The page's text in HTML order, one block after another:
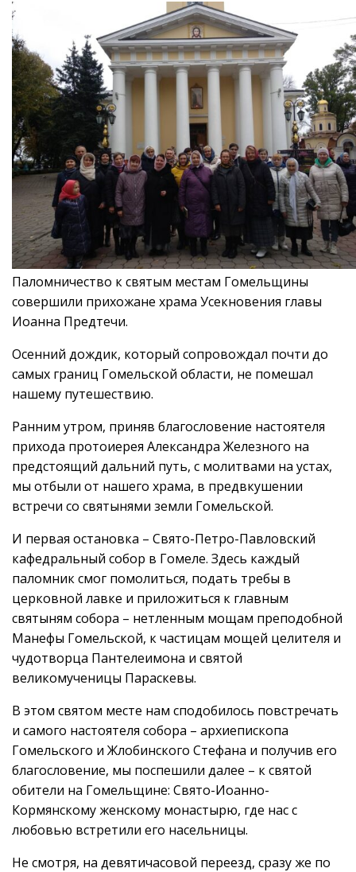
Паломничество к святым местам Гомельщины
совершили прихожане храма Усекновения главы
Иоанна Предтечи.
Осенний дождик, который сопровождал почти до
самых границ Гомельской области, не помешал
нашему путешествию.
Ранним утром, приняв благословение настоятеля
прихода протоиерея Александра Железного на
предстоящий дальний путь, с молитвами на устах,
мы отбыли от нашего храма, в предвкушении
встречи со святынями земли Гомельской.
И первая остановка – Свято-Петро-Павловский
кафедральный собор в Гомеле. Здесь каждый
паломник смог помолиться, подать требы в
церковной лавке и приложиться к главным
святыням собора – нетленным мощам преподобной
Манефы Гомельской, к частицам мощей целителя и
чудотворца Пантелеимона и святой
великомученицы Параскевы.
В этом святом месте нам сподобилось повстречать
и самого настоятеля собора – архиепископа
Гомельского и Жлобинского Стефана и получив его
благословение, мы поспешили далее – к святой
обители на Гомельщине: Свято-Иоанно-
Кормянскому женскому монастырю, где нас с
любовью встретили его насельницы.
Не смотря, на девятичасовой переезд, сразу же по